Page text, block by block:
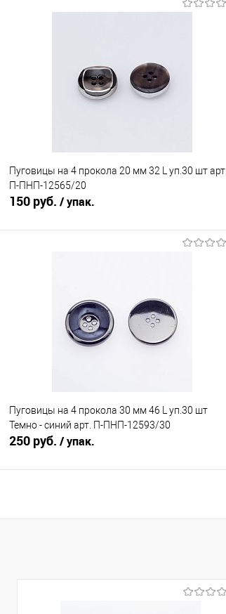
Под заказ
Пуговицы на 4 прокола 20 мм 32 L уп.30 шт арт.
П-ПНП-12565/20
150 руб. / упак.
В избранное
Под заказ
Пуговицы на 4 прокола 30 мм 46 L уп.30 шт
Темно - синий арт. П-ПНП-12593/30
250 руб. / упак.